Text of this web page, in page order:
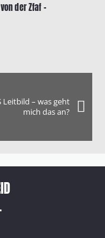
der Zfaf –
Leitbild – was geht
mich das an?